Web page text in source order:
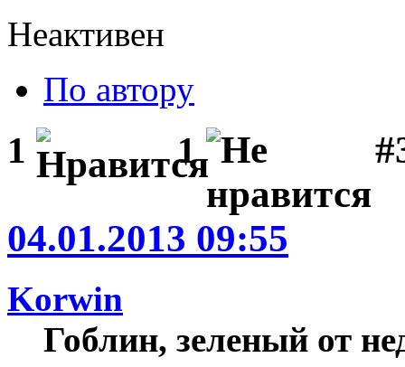
Неактивен
По автору
1 1
04.01.2013 09:55
Korwin
Гоблин, зеленый от